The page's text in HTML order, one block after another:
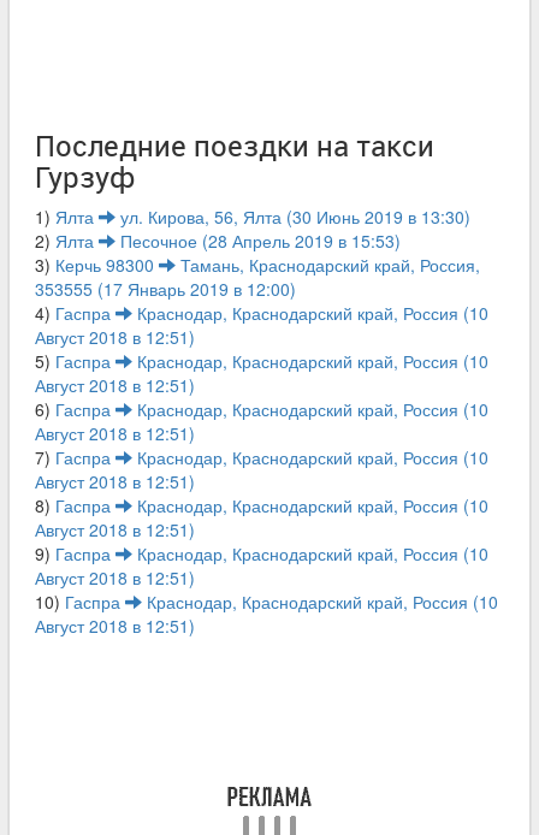
Последние поездки на такси
Гурзуф
1) Ялта
ул. Кирова, 56, Ялта (30 Июнь 2019 в 13:30)
2) Ялта
Песочное (28 Апрель 2019 в 15:53)
3) Керчь 98300
Тамань, Краснодарский край, Россия,
353555 (17 Январь 2019 в 12:00)
4) Гаспра
Краснодар, Краснодарский край, Россия (10
Август 2018 в 12:51)
5) Гаспра
Краснодар, Краснодарский край, Россия (10
Август 2018 в 12:51)
6) Гаспра
Краснодар, Краснодарский край, Россия (10
Август 2018 в 12:51)
7) Гаспра
Краснодар, Краснодарский край, Россия (10
Август 2018 в 12:51)
8) Гаспра
Краснодар, Краснодарский край, Россия (10
Август 2018 в 12:51)
9) Гаспра
Краснодар, Краснодарский край, Россия (10
Август 2018 в 12:51)
10) Гаспра
Краснодар, Краснодарский край, Россия (10
Август 2018 в 12:51)